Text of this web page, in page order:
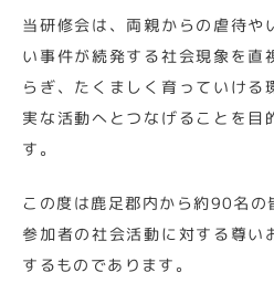
当研修会は、両親からの虐待や
い事件が続発する社会現象を直
らぎ、たくましく育っていける
実な活動へとつなげることを目
す。
この度は鹿足郡内から約90名の
参加者の社会活動に対する尊い
するものであります。